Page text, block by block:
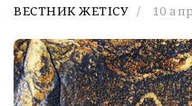
ВЕСТНИК ЖЕТІСУ 10